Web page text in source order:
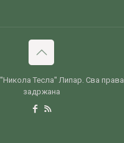
Тесла'' Липар. Сва права
задржана